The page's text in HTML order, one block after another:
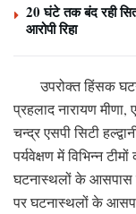
20 घंटे तक बंद रही
आरोपी रिहा
उपरोक्त हिंसक घटना
प्रहलाद नारायण
चन्द्र एसपी सिटी
पर्यवेक्षण में विभिन्न
घटनास्थलों के आसपास
पर घटनास्थलों के